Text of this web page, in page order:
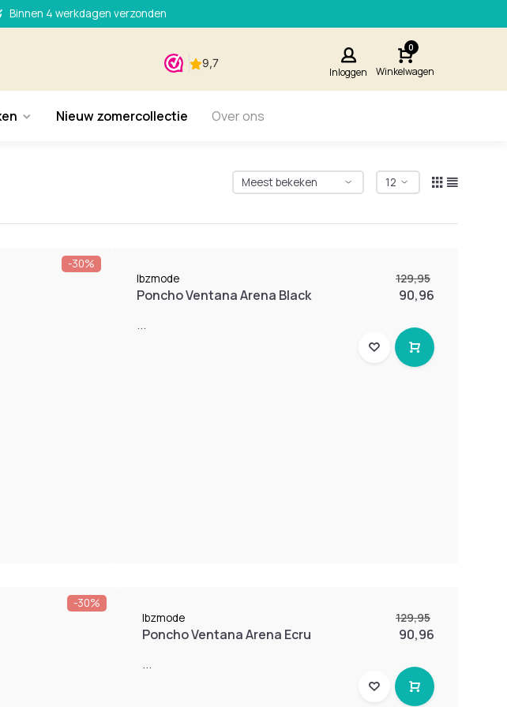
Binnen 4 werkdagen verzonden
Inloggen
0
Winkelwagen
Nieuw zomercollectie Over ons
-30%
Ibzmode
Poncho Ventana Arena Black
...
129,95
90,96
-30%
Ibzmode
Poncho Ventana Arena Ecru
...
129,95
90,96